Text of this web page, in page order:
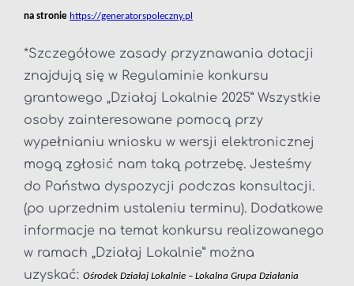
na stronie https://generatorspoleczny.pl
*Szczegółowe zasady przyznawania dotacji
znajdują się w Regulaminie konkursu
grantowego „Działaj Lokalnie 2025” Wszystkie
osoby zainteresowane pomocą przy
wypełnianiu wniosku w wersji elektronicznej
mogą zgłosić nam taką potrzebę. Jesteśmy
do Państwa dyspozycji podczas konsultacji.
(po uprzednim ustaleniu terminu). Dodatkowe
informacje na temat konkursu realizowanego
w ramach „Działaj Lokalnie” można
uzyskać: Ośrodek Działaj Lokalnie – Lokalna Grupa Działania